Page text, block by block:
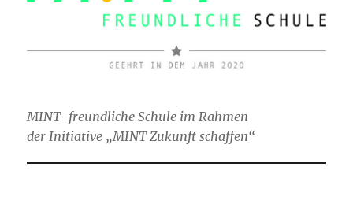
MINT-freundliche Schule im Rahmen
der Initiative „MINT Zukunft schaffen“